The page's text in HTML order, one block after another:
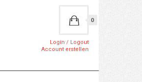
0
Login / Logout
Account erstellen